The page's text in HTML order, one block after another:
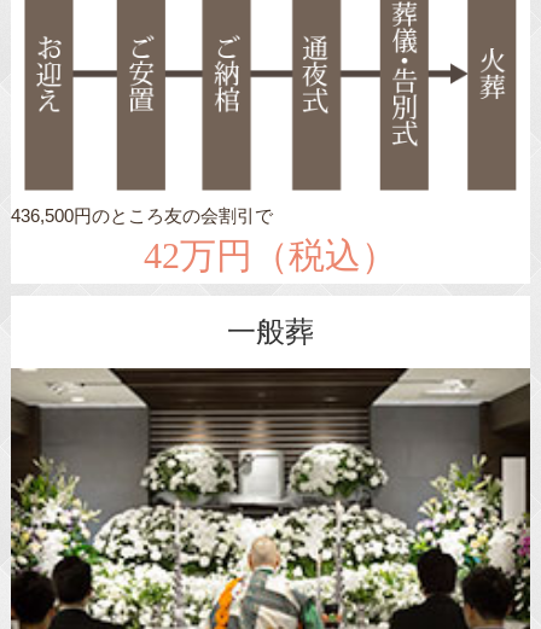
436,500円のところ友の会割引で
42万円（税込）
一般葬